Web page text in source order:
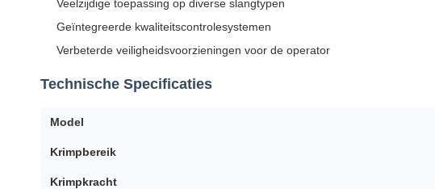
Veelzijdige toepassing op diverse slangtypen
Geïntegreerde kwaliteitscontrolesystemen
Verbeterde veiligheidsvoorzieningen voor de operator
Technische Specificaties
Model
Krimpbereik
Krimpkracht